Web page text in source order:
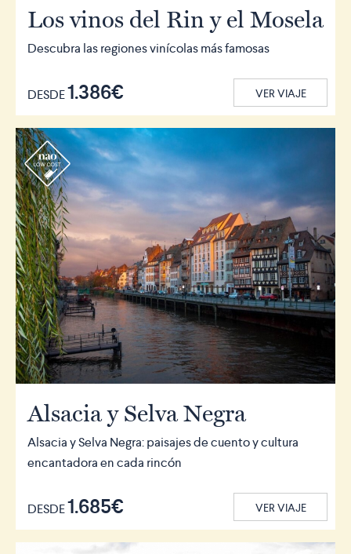
Los vinos del Rin y el Mosela
Descubra las regiones vinícolas más famosas
DESDE1.386€ VER VIAJE
r
Alsacia y Selva Negra
Alsacia y Selva Negra: paisajes de cuento y cultura
encantadora en cada rincón
DESDE1.685€ VER VIAJE